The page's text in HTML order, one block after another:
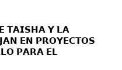
𝗧𝗔𝗜𝗦𝗛𝗔 𝗬 𝗟𝗔
𝗘𝗡 𝗣𝗥𝗢𝗬𝗘𝗖𝗧𝗢𝗦
𝗣𝗔𝗥𝗔 𝗘𝗟